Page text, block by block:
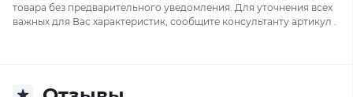
товара без предварительного уведомления. Для уточнения всех
важных для Вас характеристик, сообщите консультанту артикул .